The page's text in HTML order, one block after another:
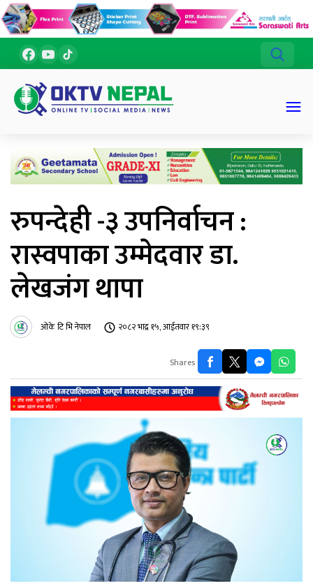
रुपन्देही -३ उपनिर्वाचन :
रास्वपाका उम्मेदवार डा.
लेखजंग थापा
ओके टि भि नेपाल २०८२ भाद्र १५, आईतवार १९:३९
Shares